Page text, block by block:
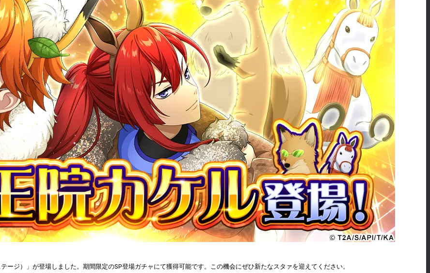
ージ）」が登場しました。期間限定のSP登場ガチャにて獲得可能です。この機会にぜひ新たなスタァを迎えてください。